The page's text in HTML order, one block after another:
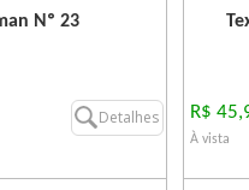
Nº 23
Detalhes R$
À vista